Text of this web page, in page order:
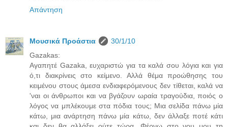
Απάντηση
Μουσικά Προάστια
30/1/10
Gazakas:
Αγαπητέ Gazaka, ευχαριστώ για τα καλά σου λόγια και για
ό,τι διακρίνεις στο κείμενο. Αλλά θέμα προώθησης του
κειμένου στους άμεσα ενδιαφερόμενους δεν τίθεται, καλά να
'ναι οι άνθρωποι και να βγάζουν ωραία τραγούδια, ποιός ο
λόγος να μπλέκουμε στα πόδια τους; Μια σελίδα πάνω μία
κάτω, μια ανάρτηση πάνω μία κάτω, δεν άλλαξε ποτέ κάτι